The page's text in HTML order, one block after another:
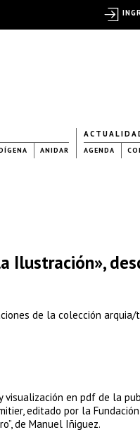
ANIDAR AGENDA
Ilustración»,
de la colección
en pdf de la
editado por la
de Manuel Iñiguez.